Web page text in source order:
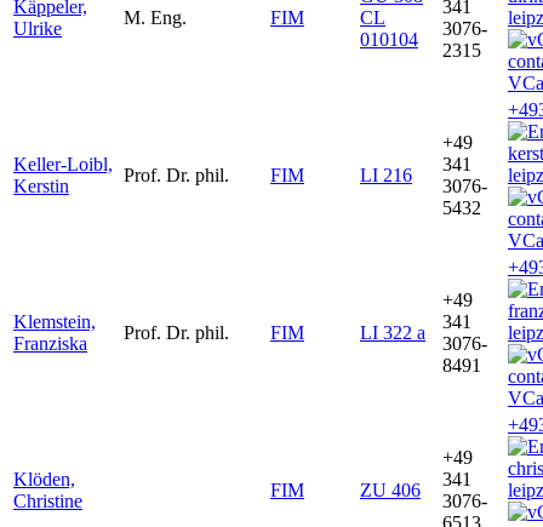
Käppeler,
Ulrike
M. Eng. FIM
CL
010104
341
3076-
2315
Keller-Loibl,
Kerstin
Prof. Dr. phil. FIM LI 216
+49
341
3076-
5432
Klemstein,
Franziska
Prof. Dr. phil. FIM LI 322 a
+49
341
3076-
8491
Klöden,
Christine
FIM ZU 406
+49
341
3076-
6513